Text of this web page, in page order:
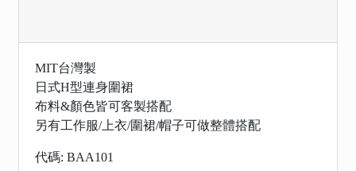
MIT台灣製
日式H型連身圍裙
布料&顏色皆可客製搭配
另有工作服/上衣/圍裙/帽子可做整體搭配
代碼: BAA101